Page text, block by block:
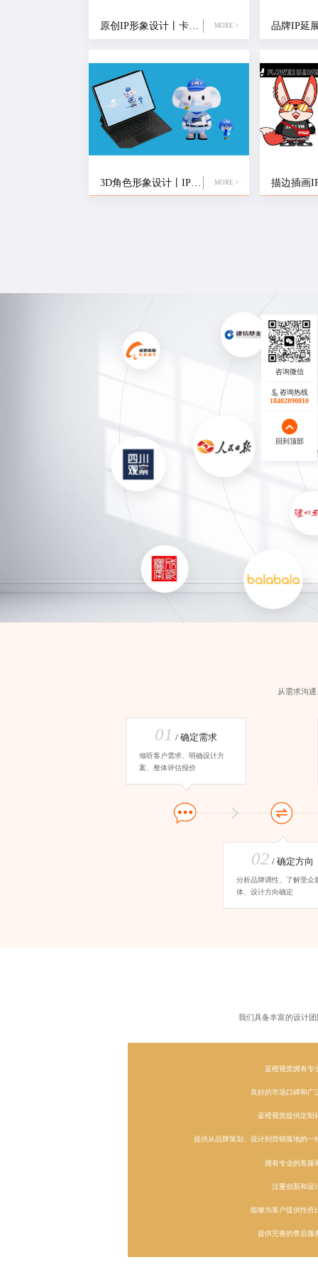
原创IP形象设计丨卡通形象设计 MORE >
3D角色形象设计丨IP定制设计公司 MORE >
服
从需求沟
01 / 确定需求
倾听客户需求、明确设计方
案、整体评估报价
02 / 确定方向
分析品牌调性、了解受众
体、设计方向确定
我们具备丰富的设计
蓝橙视觉拥有专
良好的市场口碑和广
蓝橙视觉提供定制
提供从品牌策划、设计到营销落地的一
拥有专业的客服
注重创新和设
能够为客户提供性价
提供完善的售后服
咨询热线
18140119082
回到顶部
咨询热线
18402890810
回到顶部